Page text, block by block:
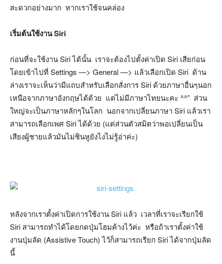
สะดวกอย่างมาก หากเราใช้จนคล่อง
เริ่มต้นใช้งาน Siri
ก่อนที่จะใช้งาน Siri ได้นั้น เราจะต้องไปตั้งค่าเปิด Siri เสียก่อน
โดยเข้าไปที่ Settings —> General —> แล้วเลือกเปิด Siri ด้าน
ล่างเราจะเห็นว่ามีแถบสำหรับเลือกสั่งการ Siri ด้วยภาษาอื่นๆนอก
เหนือจากภาษาอังกฤษได้ด้วย แต่ไม่มีภาษาไทยนะคะ ^^” ส่วน
ใหญ่จะเป็นภาษาหลักๆในโลก นอกจากเปลี่ยนภาษา Siri แล้วเรา
สามารถเลือกเพศ Siri ได้ด้วย (แต่ส่วนตัวสมิตว่าพอเปลี่ยนเป็น
เสียงผู้ชายแล้วมันไม่ชินหูยังไงไม่รู้อ่าค่ะ)
หลังจากเราตั้งค่าเปิดการใช้งาน Siri แล้ว เวลาที่เราจะเรียกใช้
Siri สามารถทำได้โดยกดปุ่มโฮมค้างไว้ค่ะ หรือถ้าเราตั้งค่าใช้
งานปุ่มลัด (Assistive Touch) ไว้ก็สามารถเรียก Siri ได้จากปุ่มลัด
นี้